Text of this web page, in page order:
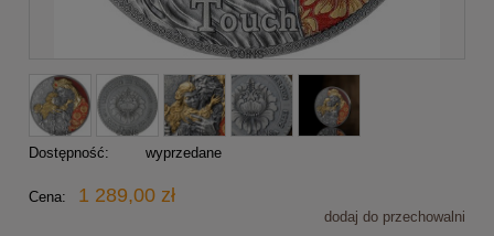
Dostępność: wyprzedane
Cena: 1 289,00 zł
dodaj do przechowalni